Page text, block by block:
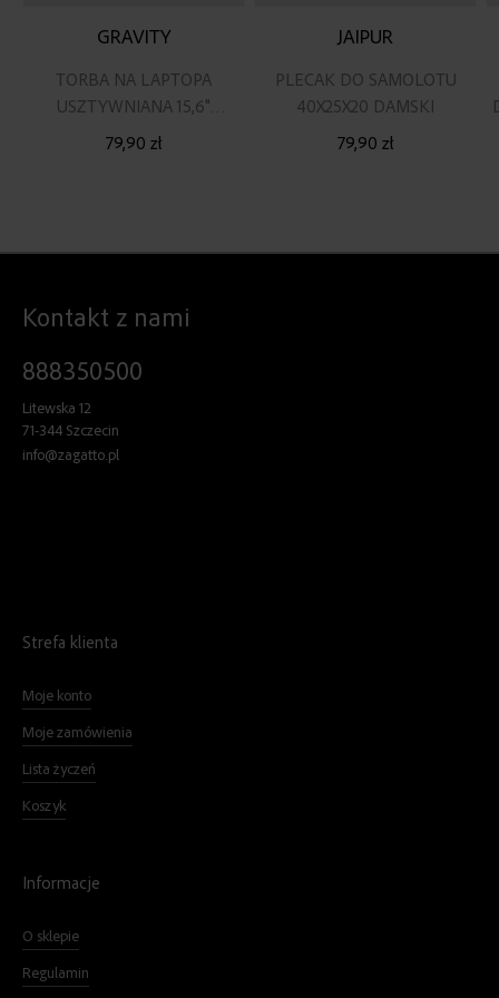
GRAVITY
TORBA NA LAPTOPA
USZTYWNIANA 15,6"
CZARNA
79,90 zł
JAIPUR
PLECAK DO SAMOLOTU
40X25X20 DAMSKI
79,90 zł
Kontakt z nami
888350500
Litewska 12
71-344 Szczecin
info@zagatto.pl
Strefa klienta
Moje konto
Moje zamówienia
Lista życzeń
Koszyk
Informacje
O sklepie
Regulamin